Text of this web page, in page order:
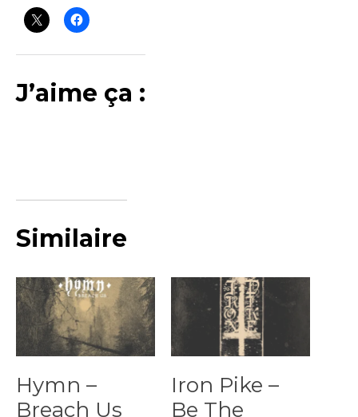
J’aime ça :
Similaire
Hymn –
Breach Us
Iron Pike –
Be The